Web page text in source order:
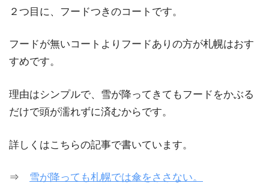
２つ目に、フードつきのコートです。
フードが無いコートよりフードありの方が札幌はおす
すめです。
理由はシンプルで、雪が降ってきてもフードをかぶる
だけで頭が濡れずに済むからです。
詳しくはこちらの記事で書いています。
⇒ 雪が降っても札幌では傘をささない。